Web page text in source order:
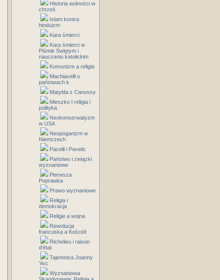
Historia wolności w
chrześ.
Islam kontra
hinduizm
Kara śmierci
Kara śmierci w
Piśmie Świętym i
nauczaniu katolickim
Komunizm a religia
Machiavelli o
państwach k
Matylda z Canossy
Mieszko I religia i
polityka
Neokonserwatyzm
w USA
Neopoganizm w
Niemczech
Pacelli i Pavelic
Państwo i związki
wyznaniowe
Pierwsza
Poprawka
Prawo wyznaniowe
Religia i
demokracja
Religie a wojna
Rewolucja
francuska a Kościół
Richelieu i raison
d'état
Tajemnica Joanny
'Arc
Wyznaniowa